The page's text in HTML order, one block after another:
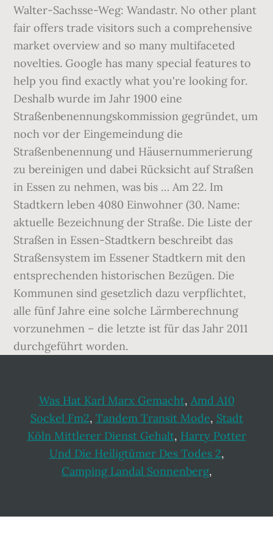
Walter-Sachsse-Weg: Wandastr. No other plant
fair offers trade visitors such a comprehensive
market overview and so many multifaceted
novelties. Google has many special features to
help you find exactly what you're looking for.
Deshalb wurde im Jahr 1900 eine
Straßenbenennungskommission gegründet, um
noch vor der Eingemeindung die
Straßenbenennung und Häusernummerierung
zu bereinigen und dabei Rücksicht auf Straßen
in Essen zu nehmen, was bis … Am 22. Im
Stadtkern leben 4080 Einwohner (30. Name:
aktuelle Bezeichnung der Straße. Die Liste der
Straßen in Essen-Stadtkern beschreibt das
Straßensystem im Essener Stadtkern mit den
entsprechenden historischen Bezügen. Die
Kommunen sind gesetzlich dazu verpflichtet,
alle fünf Jahre eine solche Lärmberechnung
vorzunehmen – die letzte ist für das Jahr 2011
durchgeführt worden.
Was Hat Karl Marx Gemacht, Amd A10
Sockel Fm2, Tandem Transit Mode, Stadt
Köln Mittlerer Dienst Gehalt, Harry Potter
Und Die Heiligtümer Des Todes 2,
Camping Landal Sonnenberg,